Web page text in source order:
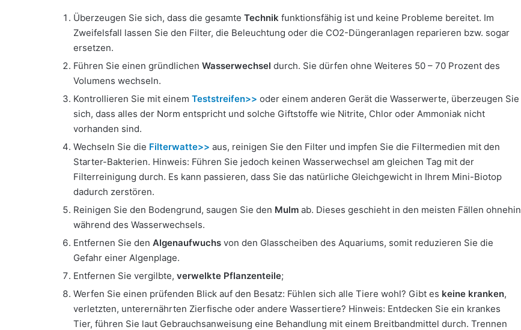
Überzeugen Sie sich, dass die gesamte Technik funktionsfähig ist und keine Probleme bereitet. Im
Zweifelsfall lassen Sie den Filter, die Beleuchtung oder die CO2-Düngeranlagen reparieren bzw. sogar
ersetzen.
Führen Sie einen gründlichen Wasserwechsel durch. Sie dürfen ohne Weiteres 50 – 70 Prozent des
Volumens wechseln.
Kontrollieren Sie mit einem Teststreifen>> oder einem anderen Gerät die Wasserwerte, überzeugen Sie
sich, dass alles der Norm entspricht und solche Giftstoffe wie Nitrite, Chlor oder Ammoniak nicht
vorhanden sind.
Wechseln Sie die Filterwatte>> aus, reinigen Sie den Filter und impfen Sie die Filtermedien mit den
Starter-Bakterien. Hinweis: Führen Sie jedoch keinen Wasserwechsel am gleichen Tag mit der
Filterreinigung durch. Es kann passieren, dass Sie das natürliche Gleichgewicht in Ihrem Mini-Biotop
dadurch zerstören.
Reinigen Sie den Bodengrund, saugen Sie den Mulm ab. Dieses geschieht in den meisten Fällen ohnehin
während des Wasserwechsels.
Entfernen Sie den Algenaufwuchs von den Glasscheiben des Aquariums, somit reduzieren Sie die
Gefahr einer Algenplage.
Entfernen Sie vergilbte, verwelkte Pflanzenteile;
Werfen Sie einen prüfenden Blick auf den Besatz: Fühlen sich alle Tiere wohl? Gibt es keine kranken,
verletzten, unterernährten Zierfische oder andere Wassertiere? Hinweis: Entdecken Sie ein krankes
Tier, führen Sie laut Gebrauchsanweisung eine Behandlung mit einem Breitbandmittel durch. Trennen